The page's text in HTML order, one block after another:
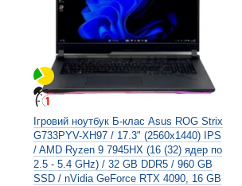
Ігровий ноутбук Б-клас Asus ROG Strix
G733PYV-XH97 / 17.3" (2560x1440) IPS
/ AMD Ryzen 9 7945HX (16 (32) ядер по
2.5 - 5.4 GHz) / 32 GB DDR5 / 960 GB
SSD / nVidia GeForce RTX 4090, 16 GB